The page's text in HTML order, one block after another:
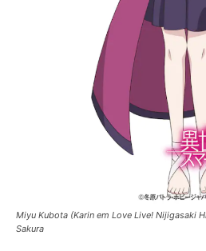
Miyu Kubota (Karin em Love Live! Nijigasaki
Sakura